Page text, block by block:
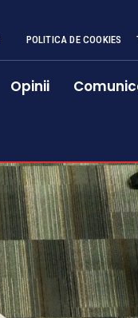
POLITICA DE COOKIES
Opinii